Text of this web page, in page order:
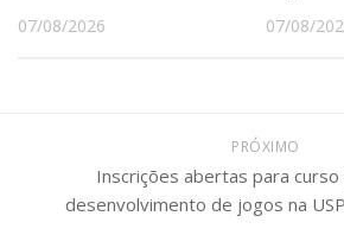
07/08/2026 07/08/
PRÓXIMO
Inscrições abertas para
desenvolvimento de jogos na